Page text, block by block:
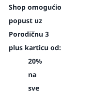
Shop omogućio
popust uz
Porodičnu 3
plus karticu od:
20%
na
sve